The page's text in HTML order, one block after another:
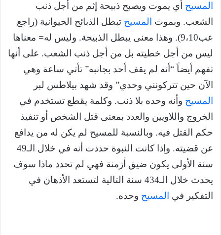
المسيح أي يموت ويصبح ذبيحة إثم من أجل ذنب
الشعب. وبموت
المسيح تبطل الذبائح الحيوانية (راجع
عب9،10). وهذا معنى يبطل الذبيحة. وليس له= معناها
ليس من أجل خطيته بل من أجل ذنب الشعب. على أنها
تفهم أيضاً “أنه لم يقف أحد بجانبه” تأتي ساعة وهي
الآن حين تتركونني وحدي” وقد شهد بيلاطس لبر
المسيح وأنه وحده بلا ذنب. وكلمة يقطع تستخدم في
الخروج واللاويين والعدد بمعنى قتل الشخص أو تنفيذ
حكم القتل فيه. وبالنسبة للمسيح لم يكن له من يدافع
عن قضيته. وإذا كانت النبوة حددت أنه في خلال الـ49
سنة الأولى يكون ضيق أزمنة فهي لم تحدد ماذا سوف
يحدث خلال الـ434 سنة التالية لتستعد الأذهان في
التفكير في
المسيح وحده.